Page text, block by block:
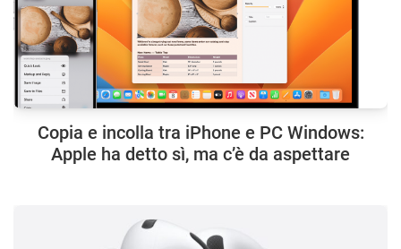
Copia e incolla tra iPhone e PC Windows:
Apple ha detto sì, ma c’è da aspettare